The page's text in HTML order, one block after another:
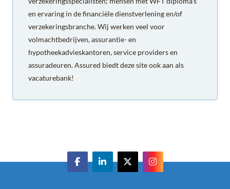
en ervaring in de financiële dienstverlening en/of
verzekeringsbranche. Wij werken veel voor
volmachtbedrijven, assurantie- en
hypotheekadvieskantoren, service providers en
assuradeuren. Assured biedt deze site ook aan als
vacaturebank!